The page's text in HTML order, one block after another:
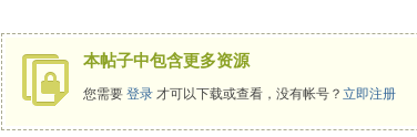
本帖子中包含更多资源
您需要 登录 才可以下载或查看，没有帐号？ 立即注册